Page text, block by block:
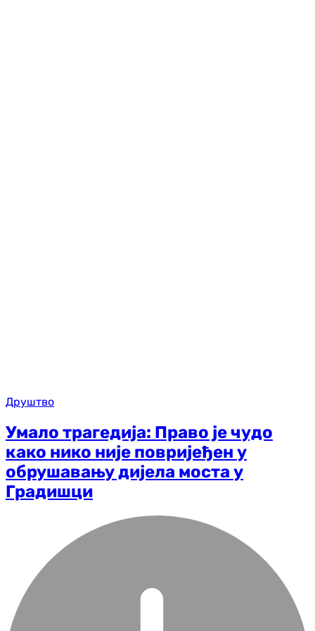
Друштво
Умало трагедија: Право је чудо
како нико није повријеђен у
обрушавању дијела моста у
Градишци